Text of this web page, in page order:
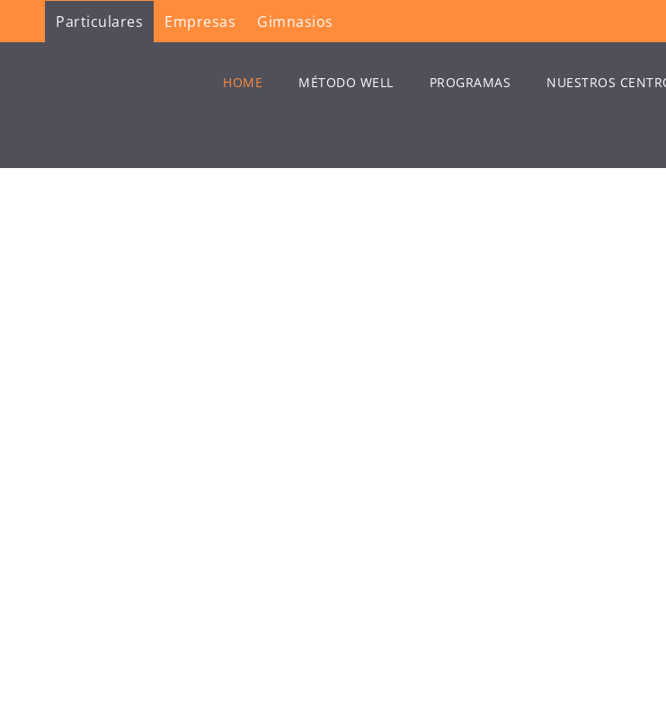
Particulares Empresas Gimnasios
HOME MÉTODO WELL PROGRAMAS NUESTROS